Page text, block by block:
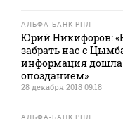
АЛЬФА-БАНК РПЛ
Юрий Никифоров:
забрать нас с
информация
опозданием»
28 декабря 2018 09:18
АЛЬФА-БАНК РПЛ